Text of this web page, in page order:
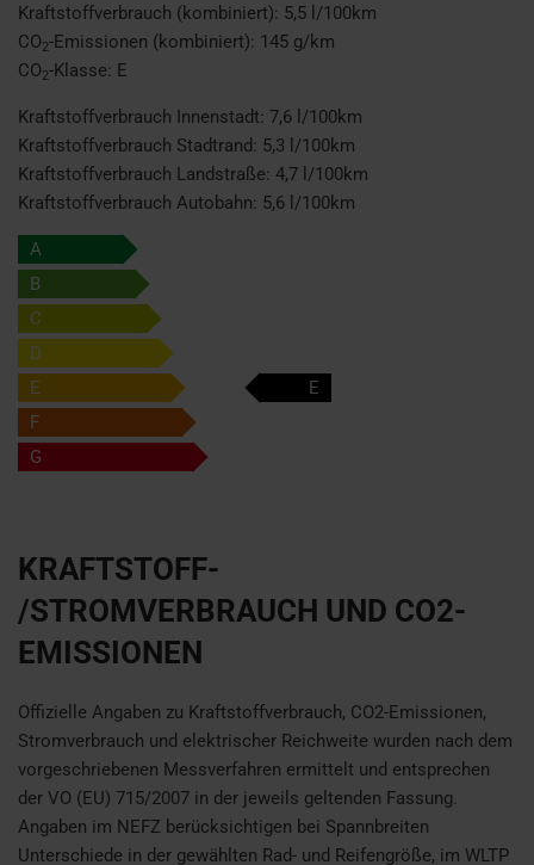
Kraftstoffverbrauch (kombiniert): 5,5 l/100km
CO2-Emissionen (kombiniert): 145 g/km
CO2-Klasse: E
Kraftstoffverbrauch Innenstadt: 7,6 l/100km
Kraftstoffverbrauch Stadtrand: 5,3 l/100km
Kraftstoffverbrauch Landstraße: 4,7 l/100km
Kraftstoffverbrauch Autobahn: 5,6 l/100km
A
B
C
D
E
E
F
G
KRAFTSTOFF-
/STROMVERBRAUCH UND CO2-
EMISSIONEN
Offizielle Angaben zu Kraftstoffverbrauch, CO2-Emissionen,
Stromverbrauch und elektrischer Reichweite wurden nach dem
vorgeschriebenen Messverfahren ermittelt und entsprechen
der VO (EU) 715/2007 in der jeweils geltenden Fassung.
Angaben im NEFZ berücksichtigen bei Spannbreiten
Unterschiede in der gewählten Rad- und Reifengröße, im WLTP